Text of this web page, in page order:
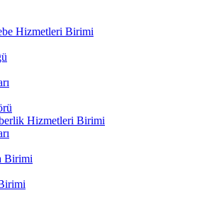
Hizmetleri Birimi
Hizmetleri Birimi
Birimi